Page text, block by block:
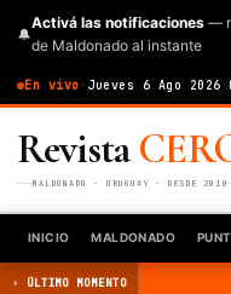
🔔
Activá las notificaciones —
de Maldonado al instante
En vivo · Jueves 6 Ago 2026 ·
Revista
MALDONADO · URUGUAY · DESDE 2010
INICIO MALDONADO
⚡ ÚLTIMO MOMENTO